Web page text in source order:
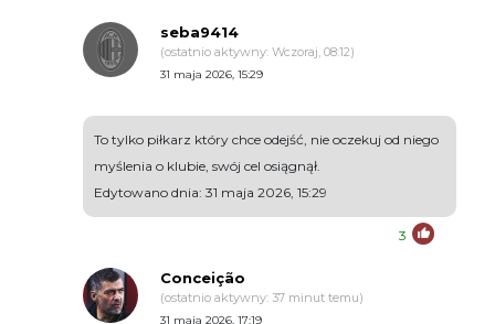
seba9414
(ostatnio aktywny: Wczoraj, 08:12)
31 maja 2026, 15:29
To tylko piłkarz który chce odejść, nie oczekuj od niego
myślenia o klubie, swój cel osiągnął.
Edytowano dnia: 31 maja 2026, 15:29
3
Conceição
(ostatnio aktywny: 37 minut temu)
31 maja 2026, 17:19